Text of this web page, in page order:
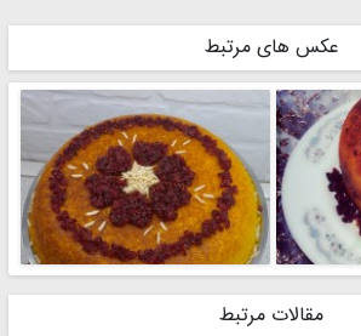
عکس های مرتبط
مقالات مرتبط